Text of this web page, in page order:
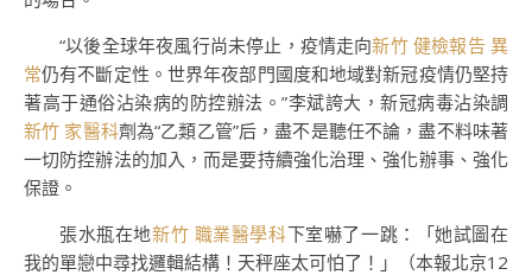
“以後全球年夜風行尚未停止，疫情走向新竹 健檢報告 異
常仍有不斷定性。世界年夜部門國度和地域對新冠疫情仍堅持
著高于通俗沾染病的防控辦法。”李斌誇大，新冠病毒沾染調
新竹 家醫科劑為“乙類乙管”后，盡不是聽任不論，盡不料味著
一切防控辦法的加入，而是要持續強化治理、強化辦事、強化
保證。
張水瓶在地新竹 職業醫學科下室嚇了一跳：「她試圖在
我的單戀中尋找邏輯結構！天秤座太可怕了！」（本報北京12